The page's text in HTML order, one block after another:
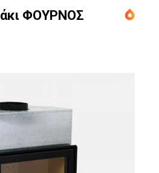
ΦΟΥΡΝΟΣ